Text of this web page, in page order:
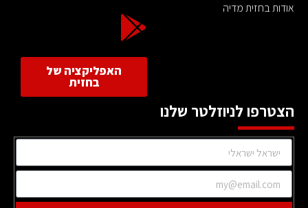
אודות בחזית מדיה
האפליקציה של
בחזית
הצטרפו לניוזלטר שלנו